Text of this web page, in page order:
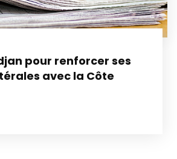
pour renforcer ses
avec la Côte